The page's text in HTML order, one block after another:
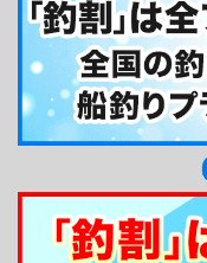
潔感のある個室ト
お子様連れでも安
ント。レンタルタ
で気軽に本格的な
釣り船か
SEASONの船長
歓迎です！レンタ